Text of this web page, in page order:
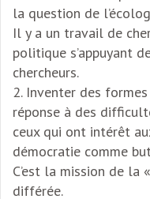
la question de
Il y a un travail de
politique s’appuyant
chercheurs.
2. Inventer des
réponse à des
ceux qui ont intérêt
démocratie comme
C’est la mission de la
différée.